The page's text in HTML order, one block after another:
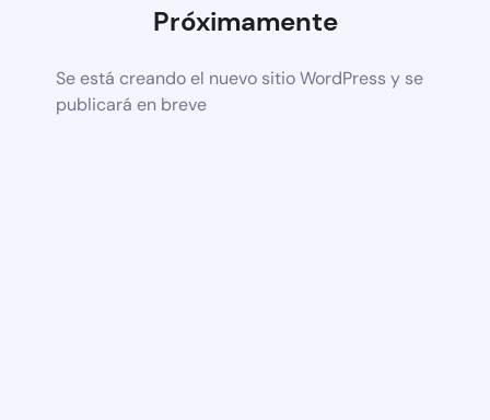
Próximamente
Se está creando el nuevo sitio WordPress y se
publicará en breve